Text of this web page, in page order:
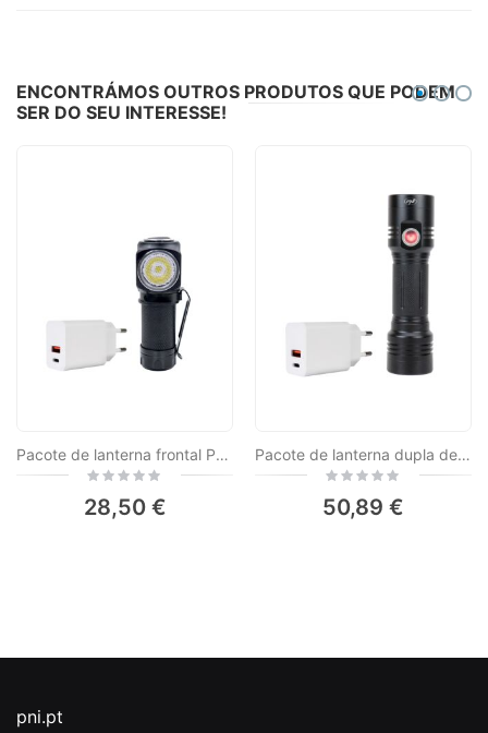
ENCONTRÁMOS OUTROS PRODUTOS QUE PODEM
SER DO SEU INTERESSE!
Pacote de lanterna frontal PNI Adventure F75 com LED 6W, 600 lm, em alumínio, com bateria e fonte de alimentação PNI CHG300 com porta USB C, QC3.0, PD3.0, PPS e porta USB-A, 30W
Rating:
28,50 €
Pacote de lanterna dupla de alumínio PNI Adventure F200 com LED, bateria de 4000mAh, 3 LEDs de grande abertura e um com foco e fonte de alimentação PNI CHG300 com porta USB C, QC3.0, PD3.0, PPS e porta USB-A, 30W
Rating:
50,89 €
pni.pt